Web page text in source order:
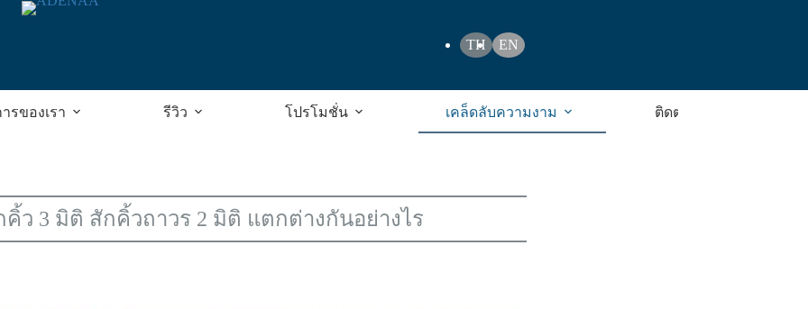
TH EN
รของเรา รีวิว โปรโมชั่น เคล็ดลับความงาม ติดต่อเรา
คิ้ว 3 มิติ สักคิ้วถาวร 2 มิติ แตกต่างกันอย่างไร